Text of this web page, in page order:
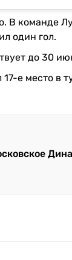
В команде
один гол.
до 30
е место